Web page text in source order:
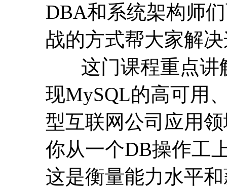
DBA和系统架构师
战的方式帮大家解
这门课程重点讲
现MySQL的高可用
型互联网公司应用
你从一个DB操作工
这是衡量能力水平